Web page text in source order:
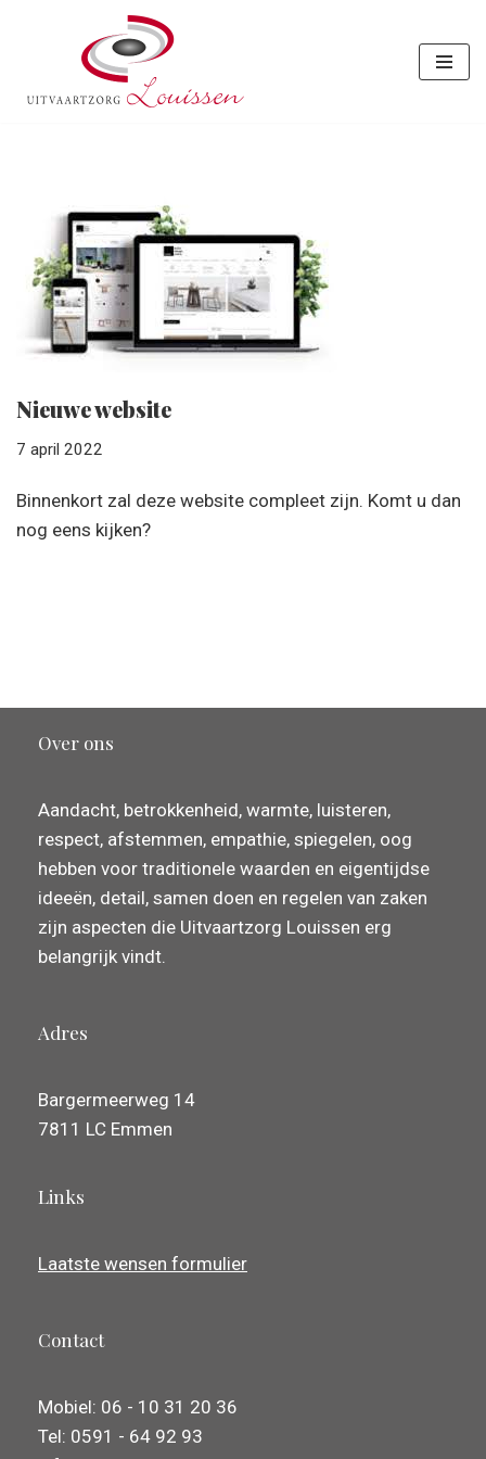
Nieuwe website
7 april 2022
Binnenkort zal deze website compleet zijn. Komt u dan
nog eens kijken?
Over ons
Aandacht, betrokkenheid, warmte, luisteren,
respect, afstemmen, empathie, spiegelen, oog
hebben voor traditionele waarden en eigentijdse
ideeën, detail, samen doen en regelen van zaken
zijn aspecten die Uitvaartzorg Louissen erg
belangrijk vindt.
Adres
Bargermeerweg 14
7811 LC Emmen
Links
Laatste wensen formulier
Contact
Mobiel: 06 - 10 31 20 36
Tel: 0591 - 64 92 93